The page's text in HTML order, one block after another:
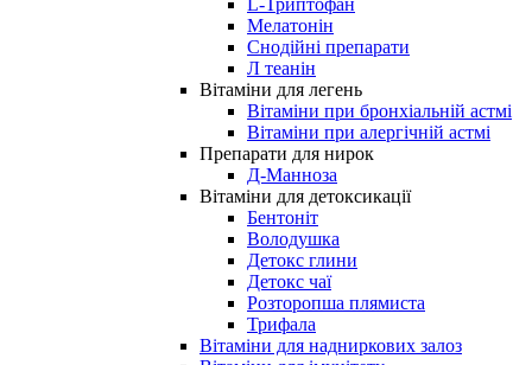
Мелатонін
Снодійні препарати
Л теанін
Вітаміни для легень
Вітаміни при бронхіальній астмі
Вітаміни при алергічній астмі
Препарати для нирок
Д-Манноза
Вітаміни для детоксикації
Бентоніт
Володушка
Детокс глини
Детокс чаї
Розторопша плямиста
Трифала
Вітаміни для надниркових залоз